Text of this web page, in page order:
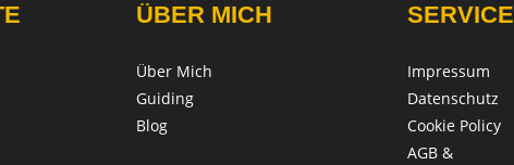
ÜBER MICH
Über Mich
Guiding
Blog
SERVICE
Impressum
Datenschutz
Cookie Policy
AGB &